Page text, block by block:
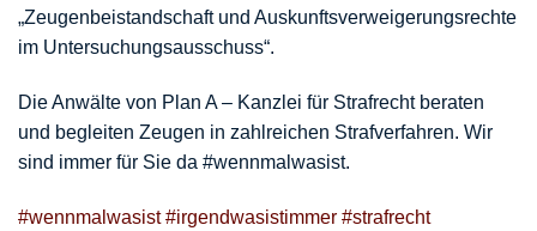
„Zeugenbeistandschaft und Auskunftsverweigerungsrechte
im Untersuchungsausschuss“.
Die Anwälte von Plan A – Kanzlei für Strafrecht beraten
und begleiten Zeugen in zahlreichen Strafverfahren. Wir
sind immer für Sie da #wennmalwasist.
#wennmalwasist#irgendwasistimmer #strafrecht